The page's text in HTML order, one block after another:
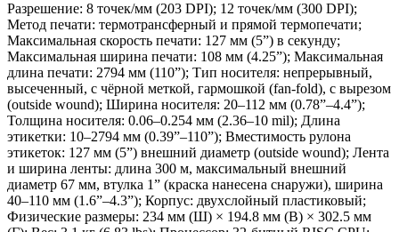
Разрешение: 8 точек/мм (203 DPI); 12 точек/мм (300 DPI);
Метод печати: термотрансферный и прямой термопечати;
Максимальная скорость печати: 127 мм (5”) в секунду;
Максимальная ширина печати: 108 мм (4.25”); Максимальная
длина печати: 2794 мм (110”); Тип носителя: непрерывный,
высеченный, с чёрной меткой, гармошкой (fan-fold), с вырезом
(outside wound); Ширина носителя: 20–112 мм (0.78”–4.4”);
Толщина носителя: 0.06–0.254 мм (2.36–10 mil); Длина
этикетки: 10–2794 мм (0.39”–110”); Вместимость рулона
этикеток: 127 мм (5”) внешний диаметр (outside wound); Лента
и ширина ленты: длина 300 м, максимальный внешний
диаметр 67 мм, втулка 1” (краска нанесена снаружи), ширина
40–110 мм (1.6”–4.3”); Корпус: двухслойный пластиковый;
Физические размеры: 234 мм (Ш) × 194.8 мм (В) × 302.5 мм